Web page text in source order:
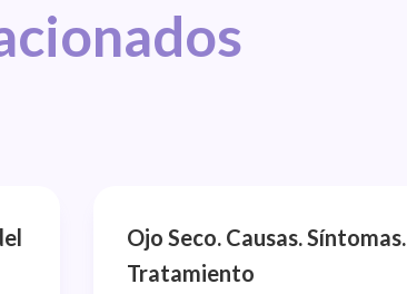
Ojo Seco. Causas. Síntomas.
Tratamiento